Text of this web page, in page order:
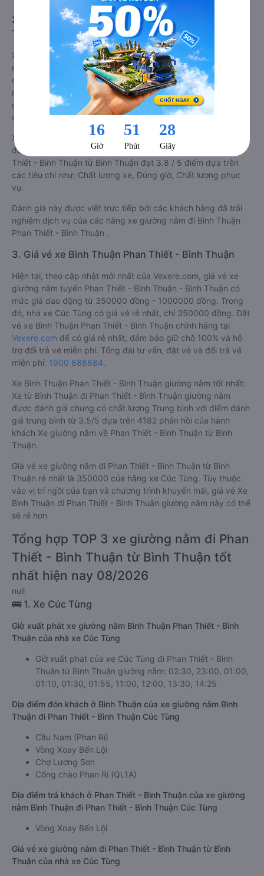
nhồi nhét trong quá trình di chuyển.
2. Về chất lượng, review, đánh giá nhà xe Bình
Thuận Phan Thiết - Bình Thuận giường nằm
Xe giường nằm đi Phan Thiết - Bình Thuận từ Bình Thuận tốt
nhất được phân loại chất lượng dựa trên đánh giá từ 1 đến 5
của khách hàng với các tiêu chí như: Chất lượng xe giường
nằm, Đúng giờ, Chất lượng phục vụ trênVexere.com. Đánh
giá này được viết trực tiếp bởi các khách hàng đã trải nghiệm
các hãng Xe Bình Thuận đi Phan Thiết - Bình Thuận.
Xe giường nằm đi Phan Thiết - Bình Thuận từ Bình Thuận
được phân loại chất lượng tốt nhất là xe Cúc Tùng đi Phan
Thiết - Bình Thuận từ Bình Thuận đạt 3.8 / 5 điểm dựa trên
các tiêu chí như: Chất lượng xe, Đúng giờ, Chất lượng phục
vụ.
Đánh giá này được viết trực tiếp bởi các khách hàng đã trải
nghiệm dịch vụ của các hãng xe giường nằm đi Bình Thuận
Phan Thiết - Bình Thuận .
3. Giá vé xe Bình Thuận Phan Thiết - Bình Thuận
Hiện tại, theo cập nhật mới nhất của Vexere.com, giá vé xe
giường nằm tuyến Phan Thiết - Bình Thuận - Bình Thuận có
mức giá dao động từ 350000 đồng - 1000000 đồng. Trong
đó, nhà xe Cúc Tùng có giá vé rẻ nhất, chỉ 350000 đồng. Đặt
vé xe Bình Thuận Phan Thiết - Bình Thuận chính hãng tại
Vexere.com để có giá rẻ nhất, đảm bảo giữ chỗ 100% và hỗ
trợ đổi trả vé miễn phí. Tổng đài tư vấn, đặt vé và đổi trả vé
miễn phí: 1900 888684.
Xe Bình Thuận Phan Thiết - Bình Thuận giường nằm tốt nhất:
Xe từ Bình Thuận đi Phan Thiết - Bình Thuận giường nằm
được đánh giá chung có chất lượng Trung bình với điểm đánh
giá trung bình từ 3.5/5 dựa trên 4182 phản hồi của hành
khách Xe giường nằm về Phan Thiết - Bình Thuận từ Bình
Thuận.
Giá vé xe giường nằm đi Phan Thiết - Bình Thuận từ Bình
Thuận rẻ nhất là 350000 của hãng xe Cúc Tùng. Tùy thuộc
vào vị trí ngồi của bạn và chương trình khuyến mãi, giá vé Xe
Bình Thuận đi Phan Thiết - Bình Thuận giường nằm này có thể
sẽ rẻ hơn
Tổng hợp TOP 3 xe giường nằm đi Phan
Thiết - Bình Thuận từ Bình Thuận tốt
nhất hiện nay 08/2026
null
🚌 1. Xe Cúc Tùng
Giờ xuất phát xe giường nằm Bình Thuận Phan Thiết - Bình
Thuận của nhà xe Cúc Tùng
Giờ xuất phát của xe Cúc Tùng đi Phan Thiết - Bình
Thuận từ Bình Thuận giường nằm: 02:30, 23:00, 01:00,
01:10, 01:30, 01:55, 11:00, 12:00, 13:30, 14:25
Địa điểm đón khách ở Bình Thuận của xe giường nằm Bình
Thuận đi Phan Thiết - Bình Thuận Cúc Tùng
Cầu Nam (Phan Rí)
Vòng Xoay Bến Lội
Chợ Lương Sơn
Cổng chào Phan Rí (QL1A)
Địa điểm trả khách ở Phan Thiết - Bình Thuận của xe giường
nằm Bình Thuận đi Phan Thiết - Bình Thuận Cúc Tùng
Vòng Xoay Bến Lội
Giá vé xe giường nằm đi Phan Thiết - Bình Thuận từ Bình
Thuận của nhà xe Cúc Tùng